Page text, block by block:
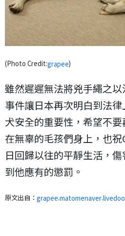
(Photo Credit:grapee)
雖然遲遲無法將兇手繩之
事件讓日本再次明白到法
犬安全的重要性，希望不
在無辜的毛孩們身上，也
日回歸以往的平靜生活，
到他應有的懲罰。
原文出自： grapee.matomenaver.